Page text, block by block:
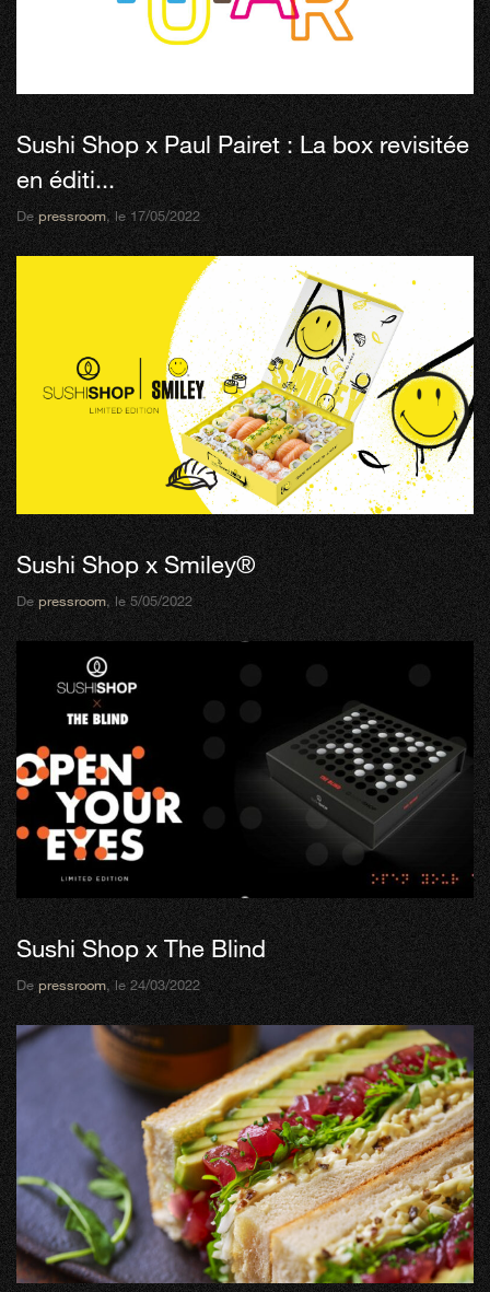
Sushi Shop x Paul Pairet : La box revisitée
en éditi...
Depressroom, le 17/05/2022
Sushi Shop x Smiley®
Depressroom, le 5/05/2022
Sushi Shop x The Blind
Depressroom, le 24/03/2022